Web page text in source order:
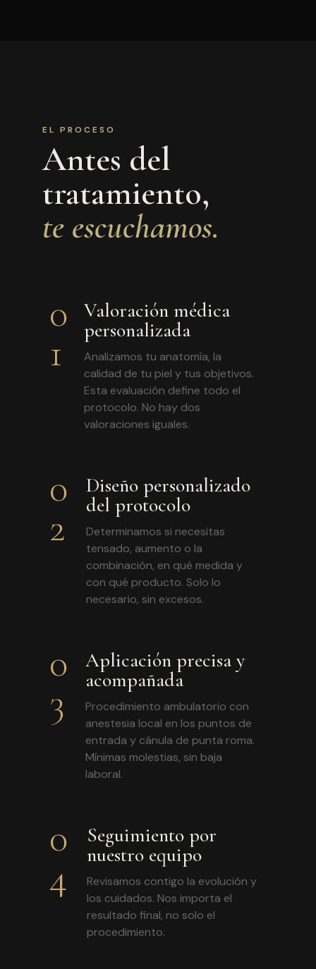
EL PROCESO
Antes del
tratamiento,
te escuchamos.
0
1
Valoración médica
personalizada
Analizamos tu anatomía, la
calidad de tu piel y tus objetivos.
Esta evaluación define todo el
protocolo. No hay dos
valoraciones iguales.
0
2
Diseño personalizado
del protocolo
Determinamos si necesitas
tensado, aumento o la
combinación, en qué medida y
con qué producto. Solo lo
necesario, sin excesos.
0
3
Aplicación precisa y
acompañada
Procedimiento ambulatorio con
anestesia local en los puntos de
entrada y cánula de punta roma.
Mínimas molestias, sin baja
laboral.
0
4
Seguimiento por
nuestro equipo
Revisamos contigo la evolución y
los cuidados. Nos importa el
resultado final, no solo el
procedimiento.